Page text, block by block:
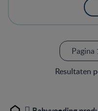
Pagina
Pagina
Resultaten